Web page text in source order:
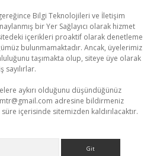
Bilgi Teknolojileri ve İletişim
bir Yer Sağlayıcı olarak hizmet
içerikleri proaktif olarak denetleme
bulunmamaktadır. Ancak, üyelerimiz
taşımakta olup, siteye üye olarak
aykırı olduğunu düşündüğünüz
adresine bildirmeniz
içerisinde sitemizden kaldırılacaktır.